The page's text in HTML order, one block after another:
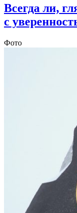
Всегда ли,
с
Фото